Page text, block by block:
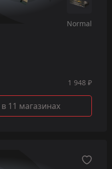
Normal
1 948 ₽
в 11 магазинах